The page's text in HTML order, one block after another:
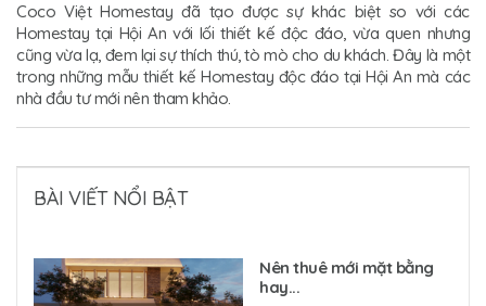
Coco Việt Homestay đã tạo được sự khác biệt so với các
Homestay tại Hội An với lối thiết kế độc đáo, vừa quen nhưng
cũng vừa lạ, đem lại sự thích thú, tò mò cho du khách. Đây là một
trong những mẫu thiết kế Homestay độc đáo tại Hội An mà các
nhà đầu tư mới nên tham khảo.
BÀI VIẾT NỔI BẬT
Nên thuê mới mặt bằng
hay...